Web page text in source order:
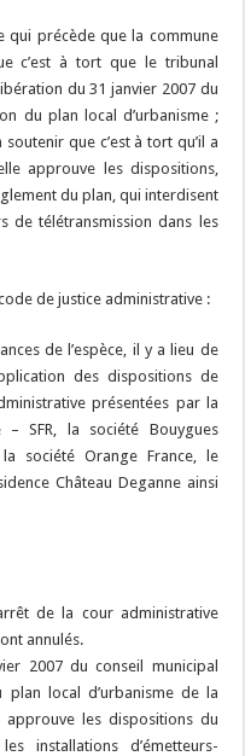
qui précède que la commune
c’est à tort que le tribunal
du 31 janvier 2007 du
du plan local d’urbanisme ;
que c’est à tort qu’il a
approuve les dispositions,
du plan, qui interdisent
de télétransmission dans les
de justice administrative :
de l’espèce, il y a lieu de
des dispositions de
présentées par la
SFR, la société Bouygues
société Orange France, le
Château Deganne ainsi
de la cour administrative
annulés.
2007 du conseil municipal
plan local d’urbanisme de la
approuve les dispositions du
installations d’émetteurs-